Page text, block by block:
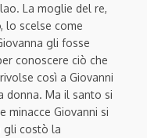
La moglie del re,
lo scelse come
gli fosse
conoscere ciò che
così a Giovanni
donna. Ma il santo si
minacce Giovanni si
gli costò la